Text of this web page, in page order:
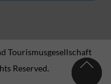
Tourismusgesellschaft
Reserved.